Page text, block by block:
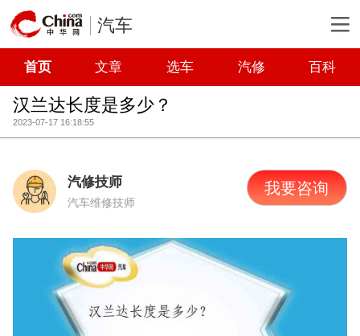
汽车
首页 文章 选车 汽修 百科
汉兰达长度是多少？
2023-07-17 16:18:55
汽修技师
汽车维修技师
我要咨询